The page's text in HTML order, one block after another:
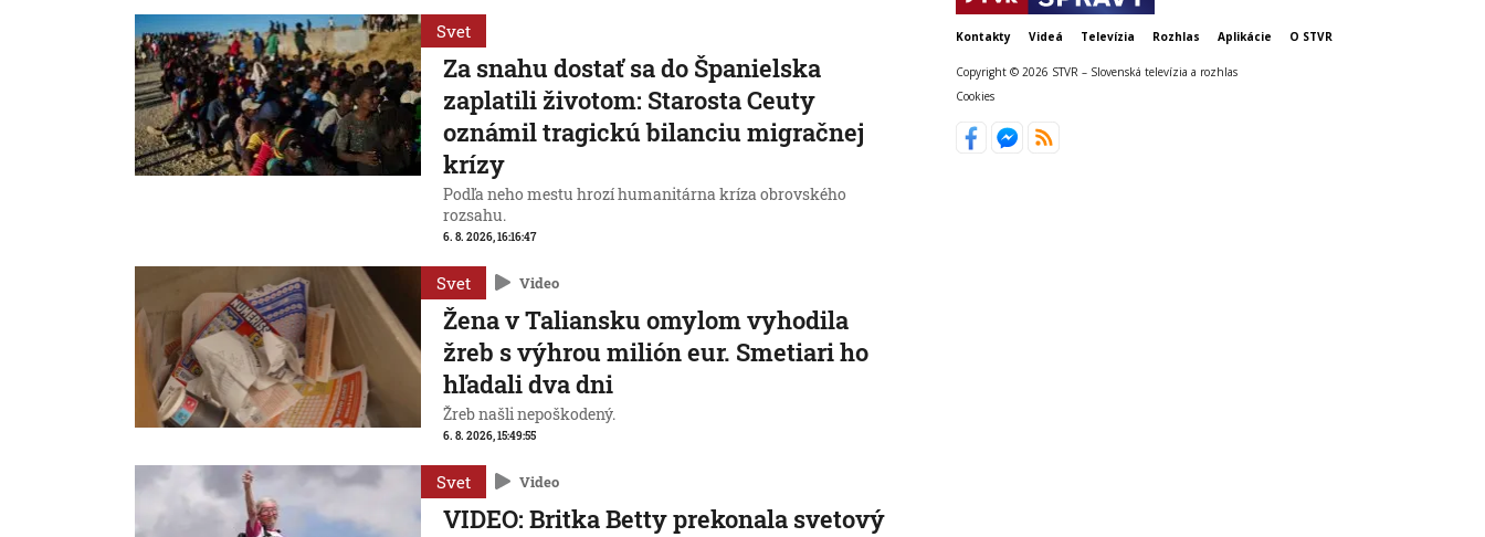
Svet
Za snahu dostať sa do Španielska
zaplatili životom: Starosta Ceuty
oznámil tragickú bilanciu migračnej
krízy
Podľa neho mestu hrozí humanitárna kríza obrovského
rozsahu.
6. 8. 2026, 16:16:47
Svet Video
Žena v Taliansku omylom vyhodila
žreb s výhrou milión eur. Smetiari ho
hľadali dva dni
Žreb našli nepoškodený.
6. 8. 2026, 15:49:55
Svet Video
VIDEO: Britka Betty prekonala svetový
Kontakty Videá Televízia Rozhlas Aplikácie O STVR
Copyright © 2026 STVR – Slovenská televízia a rozhlas
Cookies